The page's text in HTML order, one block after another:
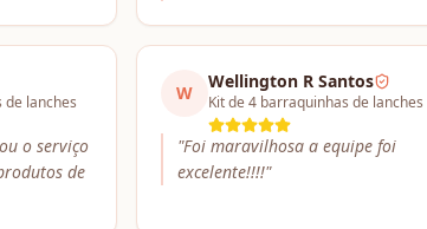
de lanches
o serviço
de
W
Wellington R Santos
Kit de 4 barraquinhas de lanches
"Foi maravilhosa a equipe foi
excelente!!!!"